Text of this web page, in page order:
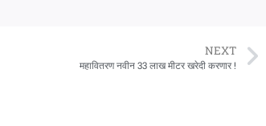
NEXT
महावितरण नवीन 33 लाख मीटर खरेदी करणार !